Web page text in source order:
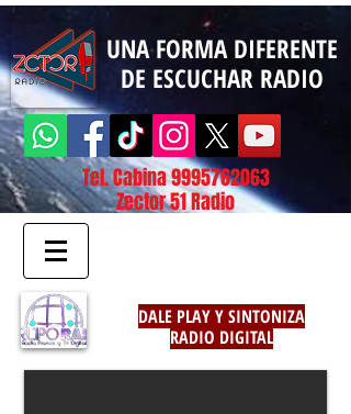
UNA FORMA DIFERENTE
DE ESCUCHAR RADIO
Tel. Cabina9995762063
Zector 51 Radio
DALE PLAY Y SINTONIZA
RADIO DIGITAL